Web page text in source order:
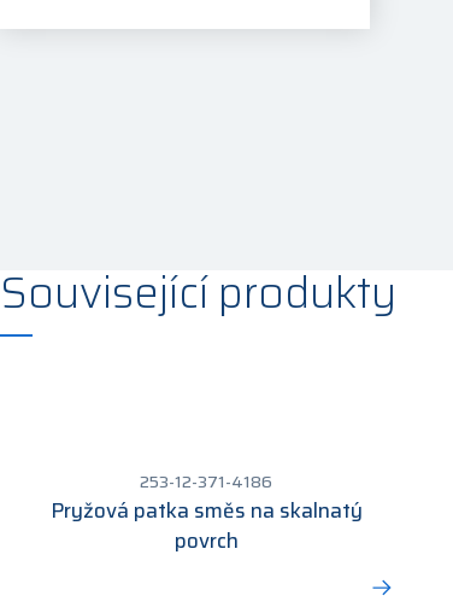
Související produkty
253-12-371-4186
Pryžová patka směs na skalnatý
povrch